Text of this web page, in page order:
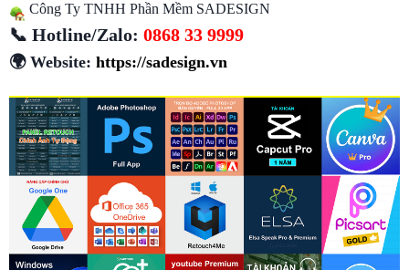
Công Ty TNHH Phần Mềm SADESIGN
📞 Hotline/Zalo: 0868 33 9999
🌍 Website: https://sadesign.vn